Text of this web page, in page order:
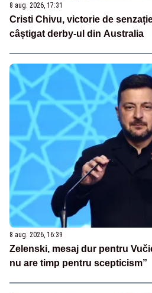
8 aug. 2026, 17:31
Cristi Chivu, victorie de
câștigat derby-ul din Australia
8 aug. 2026, 16:39
Zelenski, mesaj dur pentru
nu are timp pentru scepticism”